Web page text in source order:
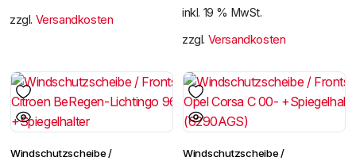
zzgl. Versandkosten
inkl. 19 % MwSt.
zzgl. Versandkosten
Windschutzscheibe /
Windschutzscheibe /